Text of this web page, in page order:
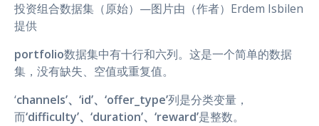
投资组合数据集（原始）—图片由（作者）Erdem Isbilen
提供
portfolio数据集中有十行和六列。这是一个简单的数据
集，没有缺失、空值或重复值。
‘channels’、‘id’、‘offer_type’列是分类变量，
而‘difficulty’、‘duration’、‘reward’是整数。